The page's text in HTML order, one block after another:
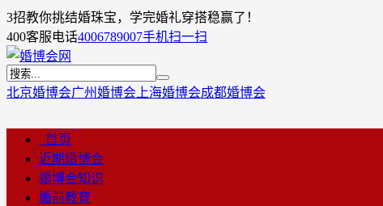
3招教你挑结婚珠宝，学完婚礼穿搭稳赢了！
400客服电话4006789007手机扫一扫
北京婚博会广州婚博会 上海婚博会成都婚博会
首页
近期婚博会
婚博会知识
婚前教育